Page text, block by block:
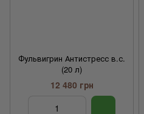
Фульвигрин Антистресс в.с.
(20 л)
12 480 грн